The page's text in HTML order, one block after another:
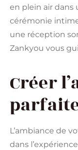
en plein air dans
cérémonie
une réception
Zankyou vous
Créer
L’ambiance de
dans